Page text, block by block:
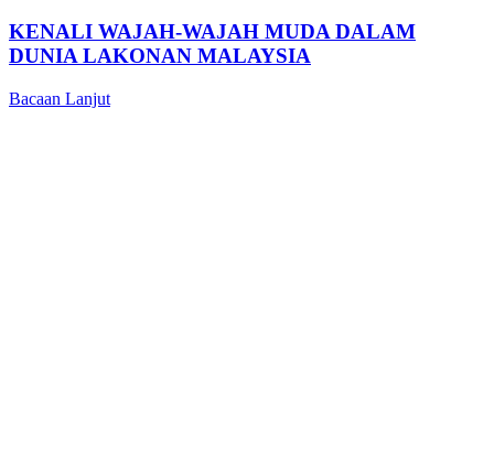
KENALI WAJAH-WAJAH MUDA DALAM
DUNIA LAKONAN MALAYSIA
Bacaan Lanjut